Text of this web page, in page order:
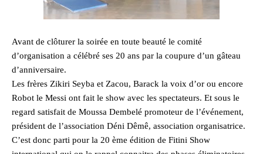
Avant de clôturer la soirée en toute beauté le comité
d’organisation a célébré ses 20 ans par la coupure d’un gâteau
d’anniversaire.
Les frères Zikiri Seyba et Zacou, Barack la voix d’or ou encore
Robot le Messi ont fait le show avec les spectateurs. Et sous le
regard satisfait de Moussa Dembelé promoteur de l’événement,
président de l’association Déni Dêmê, association organisatrice.
C’est donc parti pour la 20 ème édition de Fitini Show